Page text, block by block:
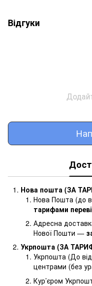
Відгуки
Нова пошта (ЗА
Нова Пошта (до
тарифами
Адресна
Нової Пошти —
Укрпошта (ЗА
Укрпошта (До
центрами (без
Кур’єром